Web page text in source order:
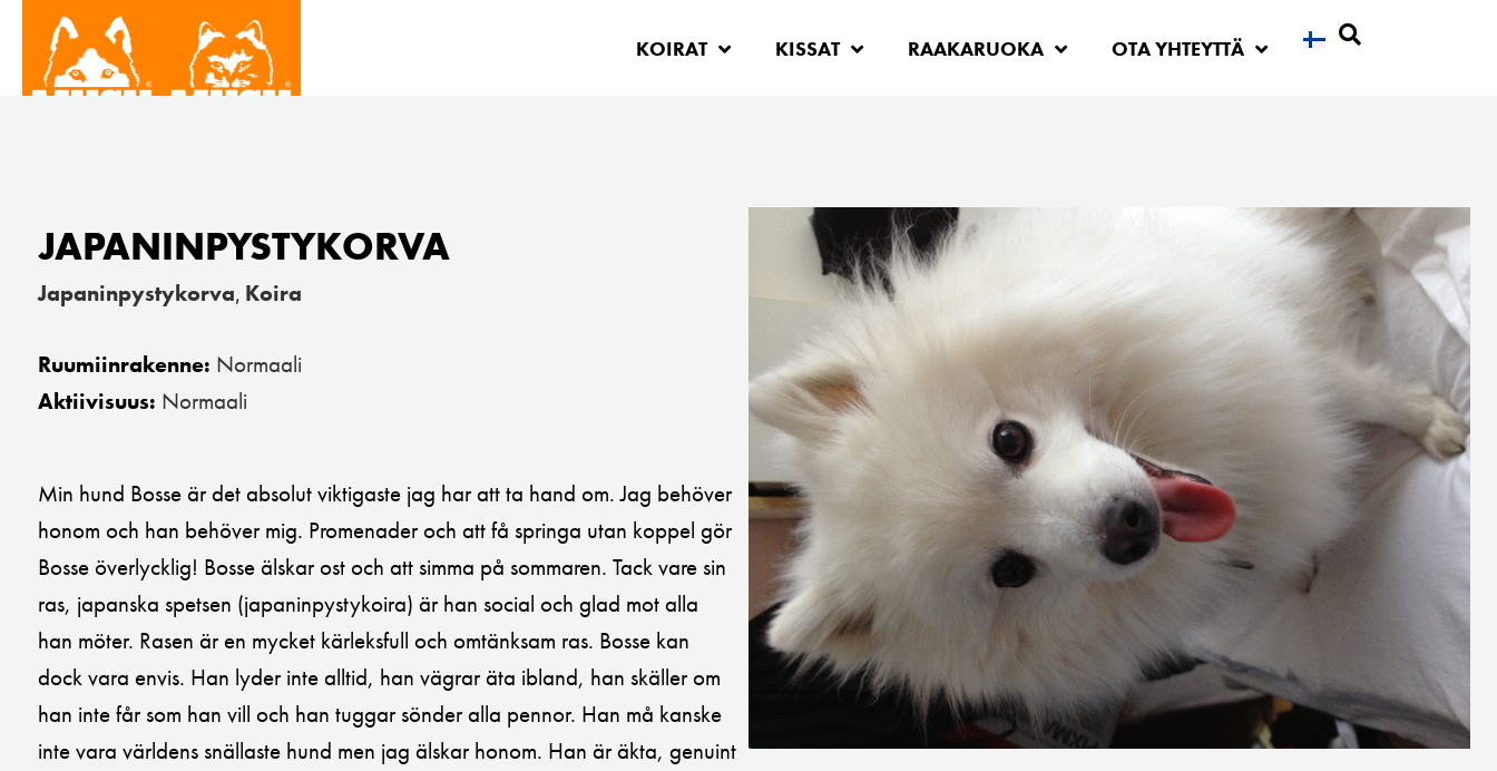
KOIRAT KISSAT RAAKARUOKA OTA YHTEYTTÄ
JAPANINPYSTYKORVA
Japaninpystykorva, Koira
Ruumiinrakenne: Normaali
Aktiivisuus: Normaali
Min hund Bosse är det absolut viktigaste jag har att ta hand om. Jag behöver
honom och han behöver mig. Promenader och att få springa utan koppel gör
Bosse överlycklig! Bosse älskar ost och att simma på sommaren. Tack vare sin
ras, japanska spetsen (japaninpystykoira) är han social och glad mot alla
han möter. Rasen är en mycket kärleksfull och omtänksam ras. Bosse kan
dock vara envis. Han lyder inte alltid, han vägrar äta ibland, han skäller om
han inte får som han vill och han tuggar sönder alla pennor. Han må kanske
inte vara världens snällaste hund men jag älskar honom. Han är äkta, genuint